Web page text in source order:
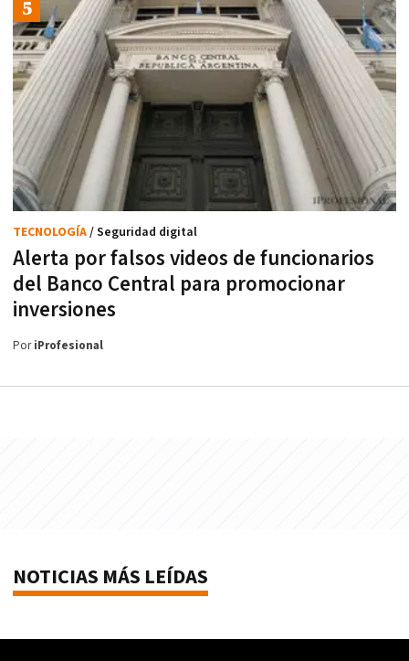
Alerta por falsos videos de funcionarios
del Banco Central para promocionar
inversiones
TECNOLOGÍA/ Seguridad digital
PoriProfesional
NOTICIAS MÁS LEÍDAS